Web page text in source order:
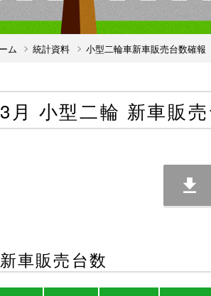
ム 統計資料 小型二輪車新車販売台数確報
月 小型二輪 新車販
車販売台数